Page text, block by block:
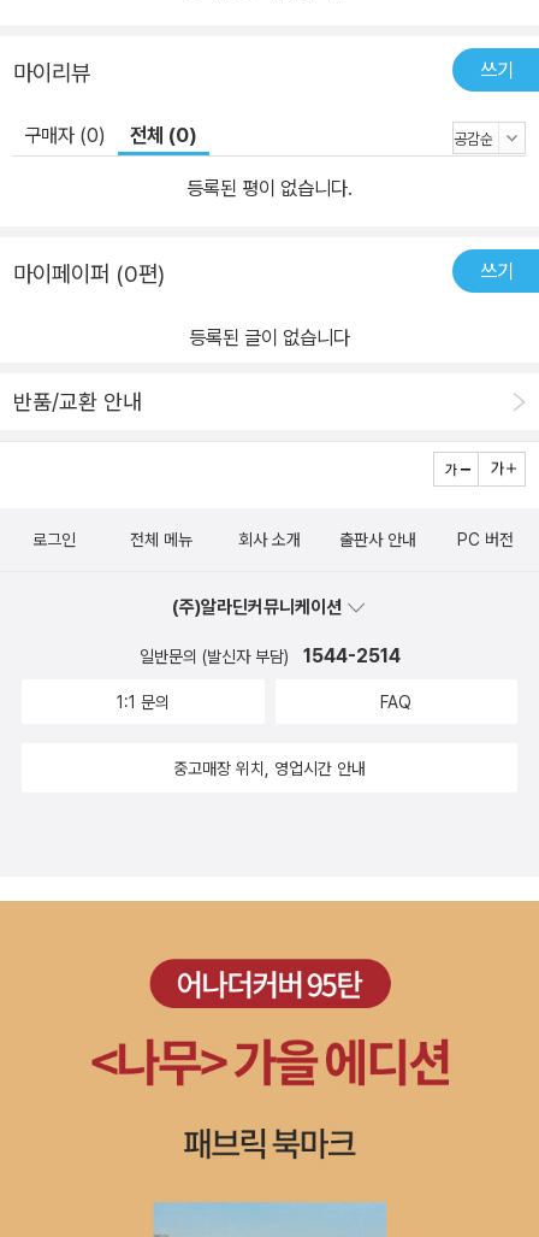
마이리뷰 쓰기
구매자 (0) 전체 (0)
등록된 평이 없습니다.
마이페이퍼 (0편) 쓰기
등록된 글이 없습니다
반품/교환 안내
로그인 전체 메뉴 회사 소개 출판사 안내 PC 버전
(주)알라딘커뮤니케이션
일반문의 (발신자 부담) 1544-2514
1:1 문의 FAQ
중고매장 위치, 영업시간 안내